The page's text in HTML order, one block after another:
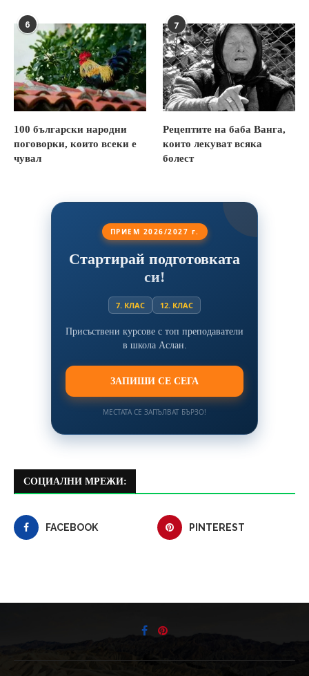
6
100 български народни
поговорки, които всеки е
чувал
7
Рецептите на баба Ванга,
които лекуват всяка
болест
ПРИЕМ 2026/2027 г.
Стартирай подготовката
си!
7. КЛАС 12. КЛАС
Присъствени курсове с топ преподаватели
в школа Аслан.
ЗАПИШИ СЕ СЕГА
МЕСТАТА СЕ ЗАПЪЛВАТ БЪРЗО!
СОЦИАЛНИ МРЕЖИ:
FACEBOOK PINTEREST